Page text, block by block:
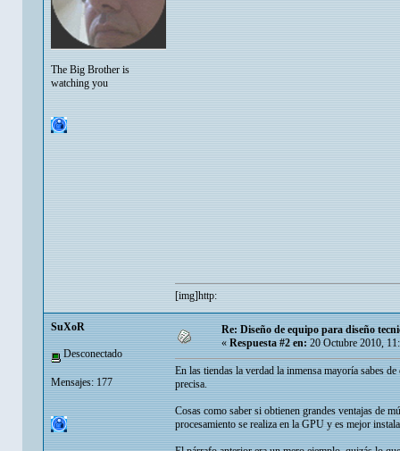
The Big Brother is
watching you
[img]http:
SuXoR
Desconectado
Mensajes: 177
Re: Diseño de equipo para diseño
«Respuesta #2 en:20 Octubre 2010,
En las tiendas la verdad la inmensa mayoría sabes
precisa.
Cosas como saber si obtienen grandes ventajas de
procesamiento se realiza en la GPU y es mejor